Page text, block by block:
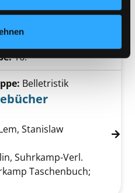
von 16.; Fehler im System
Tessloff-Verl.
Werk:
16.
von Sterntagebücher
Belletristik
Stanislaw Suche nach
Suhrkamp-Verl.
Taschenbuch;